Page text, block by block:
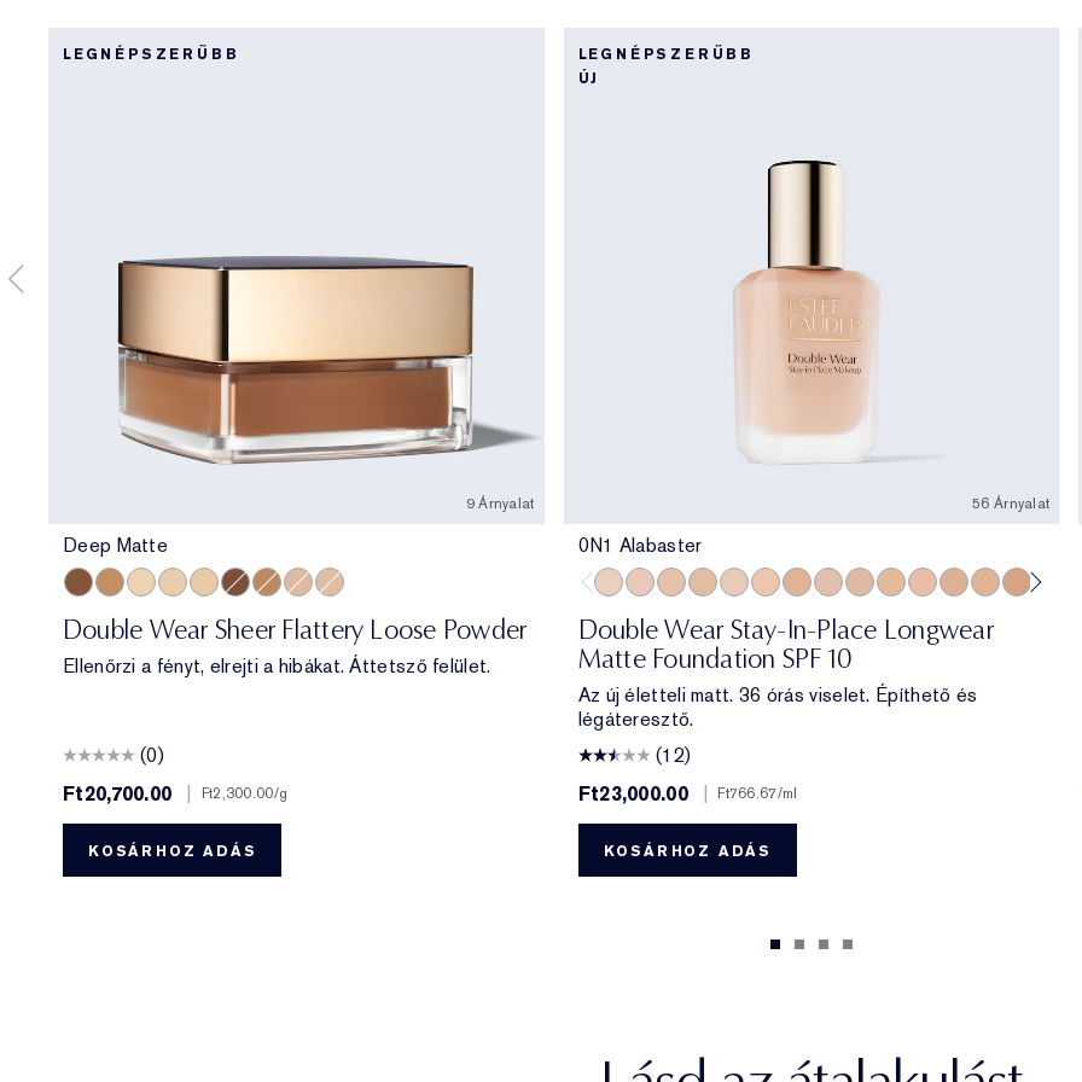
LEGNÉPSZERŰBB
9 Árnyalat
Deep Matte
Double Wear Sheer Flattery Loose Powder
Ellenőrzi a fényt, elrejti a hibákat. Áttetsző felület.
(0)
Ft20,700.00
| Ft2,300.00/g
KOSÁRHOZ ADÁS
LEGNÉPSZERŰBB
ÚJ
56 Árnyalat
0N1 Alabaster
Double Wear Stay-In-Place Longwear
Matte Foundation SPF 10
Az új életteli matt. 36 órás viselet. Építhető és
légáteresztő.
(12)
Ft23,000.00
| Ft766.67/ml
KOSÁRHOZ ADÁS